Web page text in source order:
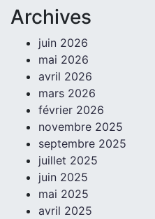
Archives
juin 2026
mai 2026
avril 2026
mars 2026
février 2026
novembre 2025
septembre 2025
juillet 2025
juin 2025
mai 2025
avril 2025